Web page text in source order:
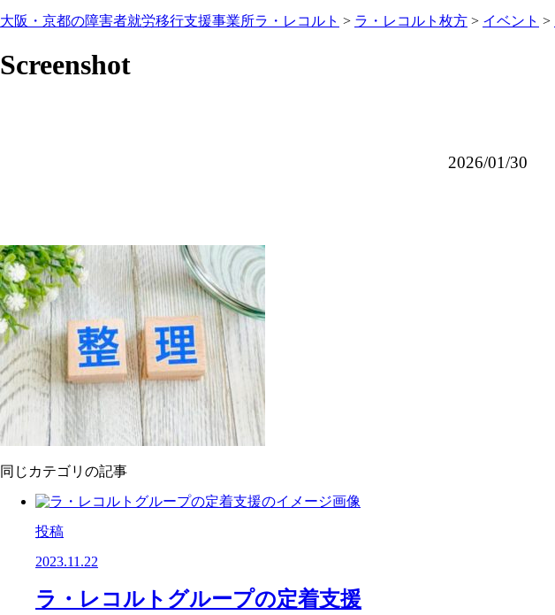
大阪・京都の障害者就労移行支援事業所ラ・レコルト > ラ・レコルト枚方 > イベント >
Screenshot
2026/01/30
同じカテゴリの記事
投稿
2023.11.22
ラ・レコルトグループの定着支援